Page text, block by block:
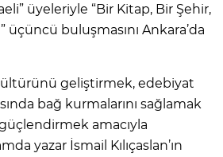
üyeleriyle “Bir Kitap, Bir Şehir,
üçüncü buluşmasını Ankara’da
geliştirmek, edebiyat
bağ kurmalarını sağlamak
amacıyla
yazar İsmail Kılıçaslan’ın